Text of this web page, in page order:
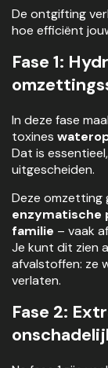
De ontgifting
hoe efficiënt
Fase 1:
In deze fase
toxines
Dat is
uitgescheiden.
Deze omzetting
enzymatische
familie – vaak
Je kunt dit zien
afvalstoffen: ze
verlaten.
Fase 2: